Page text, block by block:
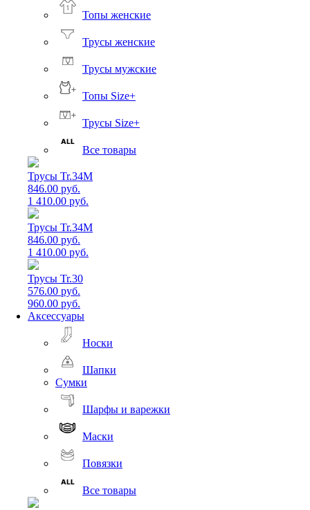
Топы женские
Трусы женские
Трусы мужские
Топы Size+
Трусы Size+
Все товары
Трусы Tr.34M
846.00 руб.
1 410.00 руб.
Трусы Tr.34M
846.00 руб.
1 410.00 руб.
Трусы Tr.30
576.00 руб.
960.00 руб.
Аксессуары
Носки
Шапки
Сумки
Шарфы и варежки
Маски
Повязки
Все товары